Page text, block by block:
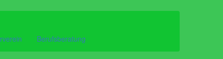
Berufsberatung